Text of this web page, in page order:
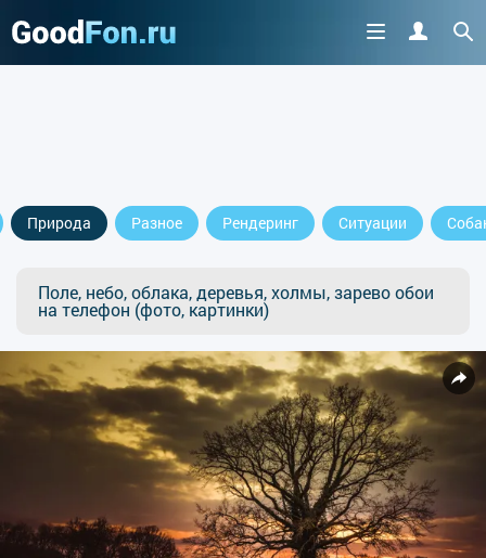
Природа Разное Рендеринг Ситуации
Поле, небо, облака, деревья, холмы, зарево обои
на телефон (фото, картинки)